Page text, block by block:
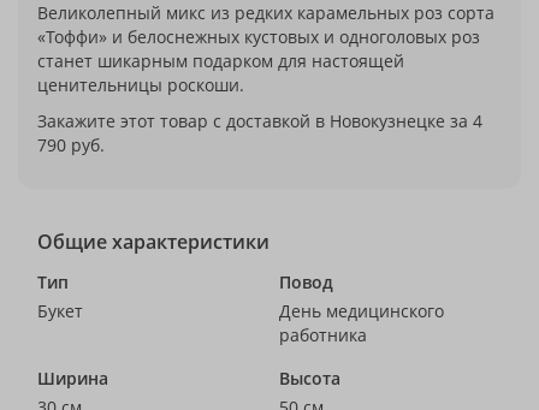
Великолепный микс из редких карамельных роз сорта
«Тоффи» и белоснежных кустовых и одноголовых роз
станет шикарным подарком для настоящей
ценительницы роскоши.
Закажите этот товар с доставкой в Новокузнецке за 4
790 руб.
Общие характеристики
Тип
Букет
Повод
День медицинского
работника
Ширина
Высота